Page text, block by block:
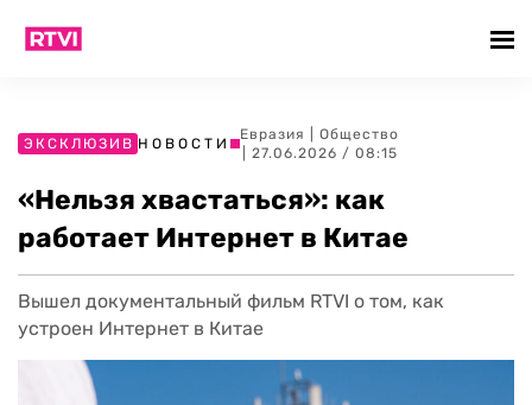
ЭКСКЛЮЗИВ НОВОСТИ
Евразия
Общество
| 27.06.2026 / 08:15
«Нельзя хвастаться»: как
работает Интернет в Китае
Вышел документальный фильм RTVI о том, как
устроен Интернет в Китае